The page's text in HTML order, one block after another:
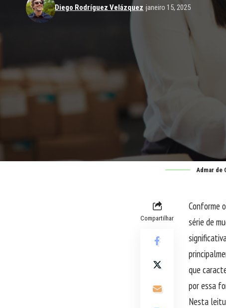
Diego Rodríguez Velázquez janeiro 15, 2025
Admar de
Compartilhar
Conforme
série de
que
por essa
Nesta